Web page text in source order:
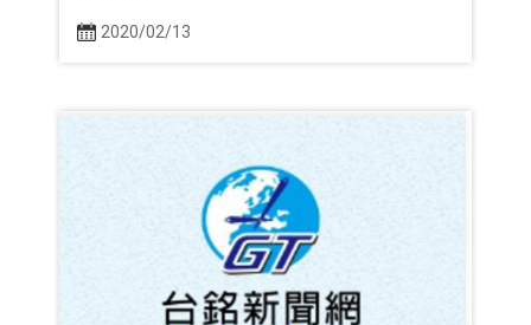
2020/02/13